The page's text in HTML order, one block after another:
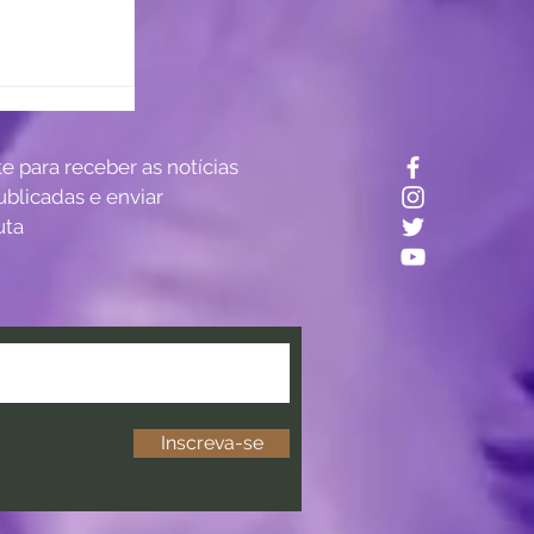
do
para receber as notícias
e enviar
Inscreva-se